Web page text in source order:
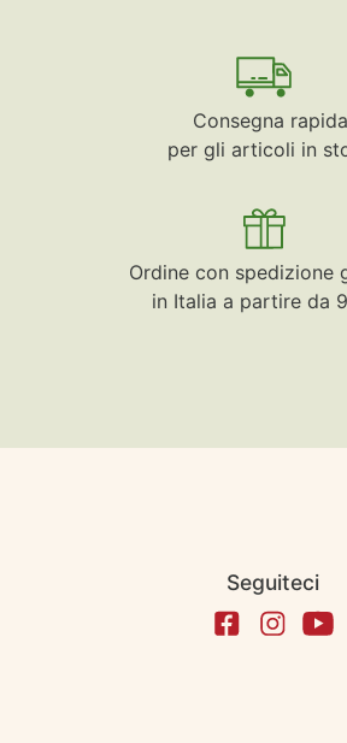
Consegna rapida
per gli articoli in
Ordine con spedizione
in Italia a partire da
Seguiteci